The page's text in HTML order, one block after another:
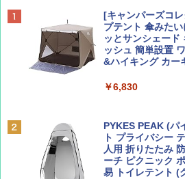
BE-PAL(ビ-パル)
SOTO ミニマル"
￥1,500
￥713
D40 地球の歩き方
力的な町 2026～
￥2,079
￥2,695
[キャンパーズコ
プテント 傘みた
ッとサンシェード
ッシュ 簡単設置
&ハイキング カー
￥6,830
PYKES PEAK (パ
ト プライバシー
人用 折りたたみ
ーチ ピクニック
易 トイレテント (